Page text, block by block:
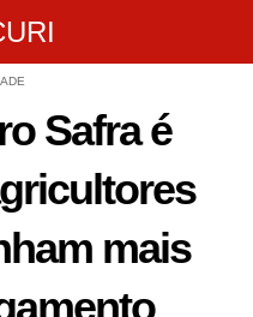
Safra é
mais